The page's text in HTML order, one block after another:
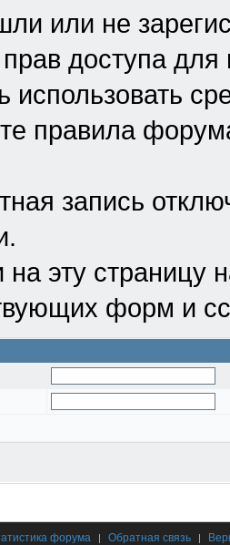
или не
доступа
использовать
правила
запись
эту
форм и
форума | Обратная связь |